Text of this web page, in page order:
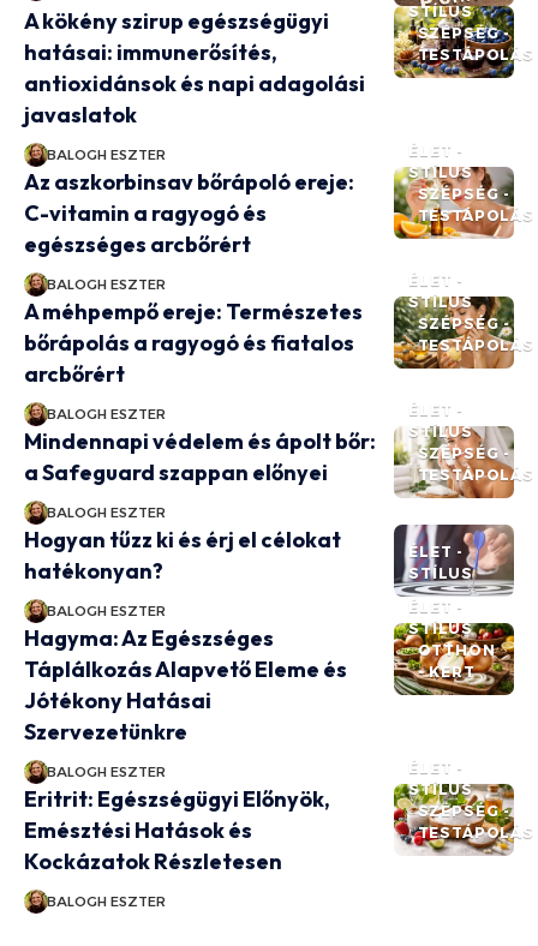
STÍLUS
SZÉPSÉG -
TESTÁPOLÁS
A kökény szirup egészségügyi
hatásai: immunerősítés,
antioxidánsok és napi adagolási
javaslatok
BALOGH ESZTER
ÉLET -
STÍLUS
SZÉPSÉG -
TESTÁPOLÁS
Az aszkorbinsav bőrápoló ereje:
C-vitamin a ragyogó és
egészséges arcbőrért
BALOGH ESZTER
ÉLET -
STÍLUS
SZÉPSÉG -
TESTÁPOLÁS
A méhpempő ereje: Természetes
bőrápolás a ragyogó és fiatalos
arcbőrért
BALOGH ESZTER
ÉLET -
STÍLUS
SZÉPSÉG -
TESTÁPOLÁS
Mindennapi védelem és ápolt bőr:
a Safeguard szappan előnyei
BALOGH ESZTER
ÉLET -
STÍLUS
Hogyan tűzz ki és érj el célokat
hatékonyan?
BALOGH ESZTER
ÉLET -
STÍLUS
OTTHON
- KERT
Hagyma: Az Egészséges
Táplálkozás Alapvető Eleme és
Jótékony Hatásai
Szervezetünkre
BALOGH ESZTER
ÉLET -
STÍLUS
SZÉPSÉG -
TESTÁPOLÁS
Eritrit: Egészségügyi Előnyök,
Emésztési Hatások és
Kockázatok Részletesen
BALOGH ESZTER